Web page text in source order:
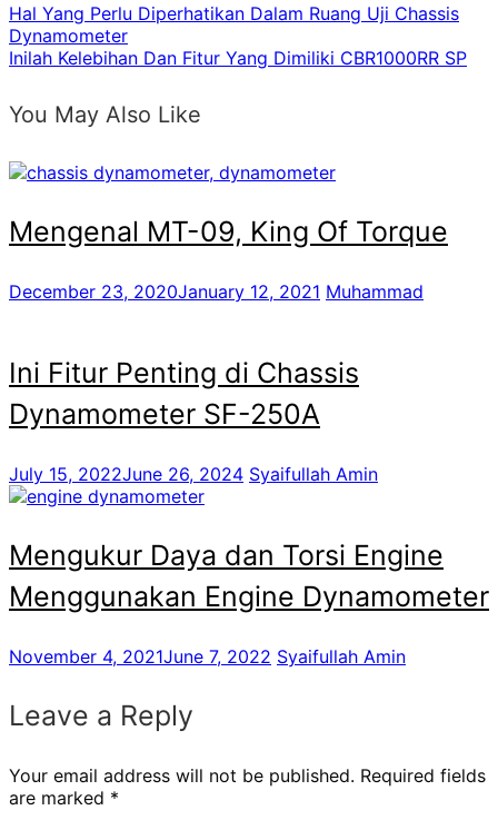
Hal Yang Perlu Diperhatikan Dalam Ruang Uji Chassis
Dynamometer
Inilah Kelebihan Dan Fitur Yang Dimiliki CBR1000RR SP
You May Also Like
Mengenal MT-09, King Of Torque
December 23, 2020January 12, 2021 Muhammad
Ini Fitur Penting di Chassis
Dynamometer SF-250A
July 15, 2022June 26, 2024 Syaifullah Amin
Mengukur Daya dan Torsi Engine
Menggunakan Engine Dynamometer
November 4, 2021June 7, 2022 Syaifullah Amin
Leave a Reply
Your email address will not be published. Required fields
are marked *